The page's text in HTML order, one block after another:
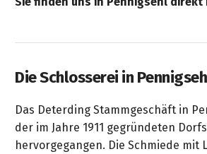
Die Schlosserei in
Das Deterding Stammgeschäft in
der im Jahre 1911 gegründeten
hervorgegangen. Die Schmiede mit